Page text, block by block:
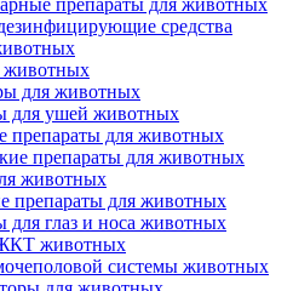
средства
животных
для животных
для ушей животных
препараты для животных
препараты для животных
животных
препараты для животных
для глаз и носа животных
животных
системы животных